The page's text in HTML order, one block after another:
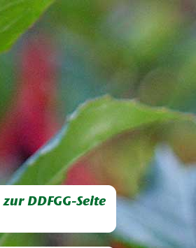
zur DDFGG-Seite